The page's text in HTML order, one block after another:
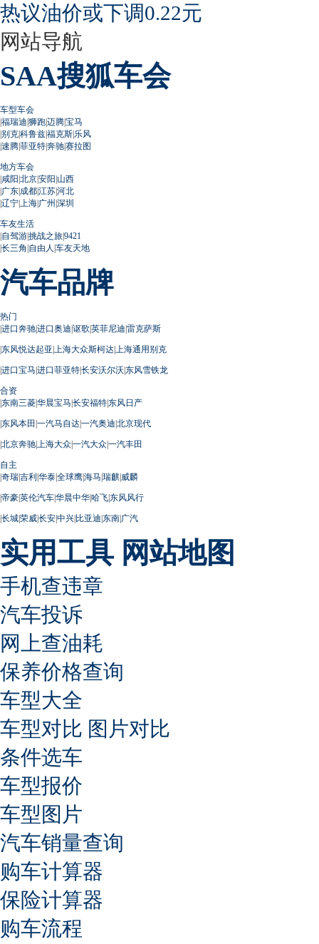
热议油价或下调0.22元
网站导航
SAA搜狐车会
车型车会
|福瑞迪|狮跑|迈腾|宝马
|别克|科鲁兹|福克斯|乐风
|速腾|菲亚特|奔驰|赛拉图
地方车会
|咸阳|北京|安阳|山西
|广东|成都|江苏|河北
|辽宁| 上海|广州 |深圳
车友生活
|自驾游|挑战之旅|9421
|长三角 |自由人 |车友天地
汽车品牌
热门
|进口奔驰|进口奥迪|讴歌|英菲尼迪|雷克萨斯
|东风悦达起亚| 上海大众斯柯达| 上海通用别克
|进口宝马|进口菲亚特|长安沃尔沃|东风雪铁龙
合资
|东南三菱|华晨宝马|长安福特|东风日产
|东风本田 |一汽马自达|一汽奥迪|北京现代
|北京奔驰| 上海大众|一汽大众|一汽丰田
自主
|奇瑞|吉利|华泰|全球鹰|海马|瑞麒|威麟
|帝豪|英伦汽车|华晨中华|哈飞|东风风行
|长城|荣威|长安|中兴|比亚迪|东南|广汽
实用工具 网站地图
手机查违章
汽车投诉
网上查油耗
保养价格查询
车型大全
车型对比 图片对比
条件选车
车型报价
车型图片
汽车销量查询
购车计算器
保险计算器
购车流程